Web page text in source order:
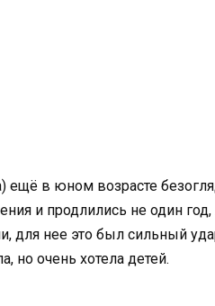
ещё в юном возрасте
и продлились не один
для нее это был сильный
но очень хотела детей.